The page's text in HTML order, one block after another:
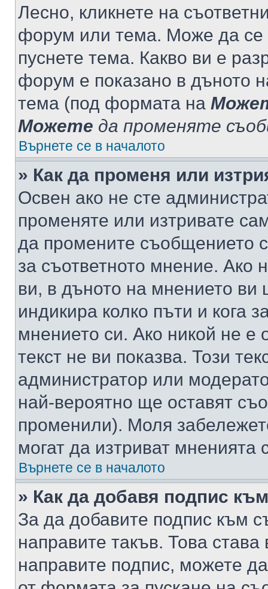
Лесно, кликнете на
форум или тема. Може да се
пуснете тема. Какво ви е
форум е показано в дъното
тема (под формата на
Можете да променяте
Върнете се в началото
» Как да променя или
Освен ако не сте
променяте или изтривате
да промените съобщението
за съответното мнение. Ако
ви, в дъното на мнението ви
индикира колко пъти и кога
мнението си. Ако никой не е
текст не ви показва. Този
администратор или
най-вероятно ще оставят
променили). Моля
могат да изтриват мненията
Върнете се в началото
» Как да добавя подпис
За да добавите подпис към
направите такъв. Това
направите подпис, можете